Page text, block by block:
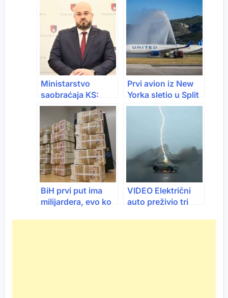
prodaje u Evropi
Ministarstvo
saobraćaja KS:
Sarajevo će prvi
put u historiji imati
električne
autobuse u javnom
prevozu
Prvi avion iz New
Yorka sletio u Split
BiH prvi put ima
milijardera, evo ko
VIDEO Električni
auto preživio tri